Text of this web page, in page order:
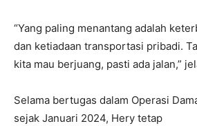
“Yang paling menantang adalah
dan ketiadaan transportasi pribadi.
kita mau berjuang, pasti ada jalan,”
Selama bertugas dalam Operasi
sejak Januari 2024, Hery tetap